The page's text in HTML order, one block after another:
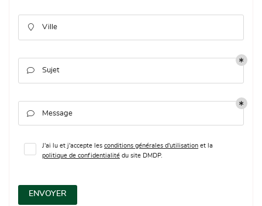
 Ville
 Sujet
 Message
J'ai lu et j'accepte les conditions générales d'utilisation et la
politique de confidentialité du site DMDP.
ENVOYER